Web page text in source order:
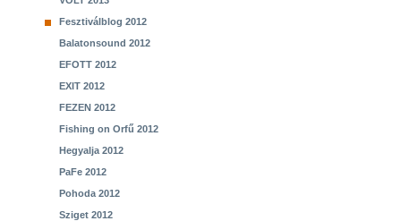
Fesztiválblog 2012
Balatonsound 2012
EFOTT 2012
EXIT 2012
FEZEN 2012
Fishing on Orfű 2012
Hegyalja 2012
PaFe 2012
Pohoda 2012
Sziget 2012